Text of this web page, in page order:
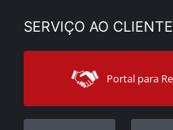
Notícias
Sitemap
Minha Conta
Modos de Enviο
SERVIÇO AO CLIENTE
Contacto
Apoio ao cliente
Rastrear ordem
Portal para